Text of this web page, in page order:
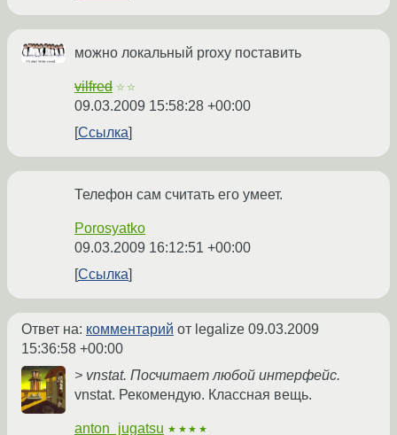
можно локальный proxy поставить
vilfred ☆☆
09.03.2009 15:58:28 +00:00
Ссылка
Телефон сам считать его умеет.
Porosyatko
09.03.2009 16:12:51 +00:00
Ссылка
Ответ на: комментарий от legalize 09.03.2009
15:36:58 +00:00
> vnstat. Посчитает любой интерфейс.
vnstat. Рекомендую. Классная вещь.
anton_jugatsu ★★★★